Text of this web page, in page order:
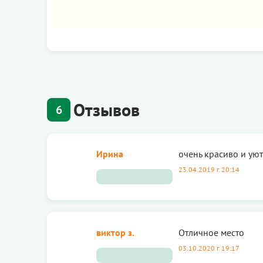
6 Отзывов
Ирина очень красиво и
23.04.2019 г. 20:14
виктор з. Отличное место
03.10.2020 г. 19:17